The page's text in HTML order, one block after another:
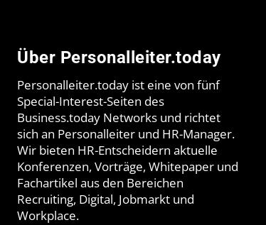
Über Personalleiter.today
Personalleiter.today ist eine von fünf
Special-Interest-Seiten des
Business.today Networks und richtet
sich an Personalleiter und HR-Manager.
Wir bieten HR-Entscheidern aktuelle
Konferenzen, Vorträge, Whitepaper und
Fachartikel aus den Bereichen
Recruiting, Digital, Jobmarkt und
Workplace.